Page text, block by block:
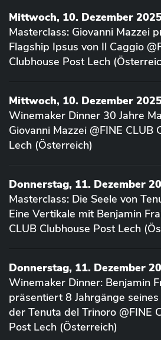
Mittwoch, 10. Dezember
Masterclass: Giovanni Mazzei
Flagship Ipsus von Il Caggio
Clubhouse Post Lech
Mittwoch, 10. Dezember
Winemaker Dinner 30 Jahre
Giovanni Mazzei @FINE CLUB
Lech (Österreich)
Donnerstag, 11. Dezember
Masterclass: Die Seele von
Eine Vertikale mit Benjamin
CLUB Clubhouse Post Lech
Donnerstag, 11. Dezember
Winemaker Dinner: Benjamin
präsentiert 8 Jahrgänge
der Tenuta del Trinoro @FINE
Post Lech (Österreich)